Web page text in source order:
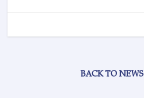
BACK TO NEWS